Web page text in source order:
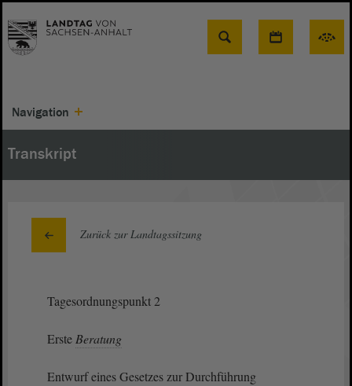
Suche
Navigation
Transkript
Zurück zur Landtagssitzung
Tagesordnungspunkt 2
Erste Beratung
Entwurf eines Gesetzes zur Durchführung